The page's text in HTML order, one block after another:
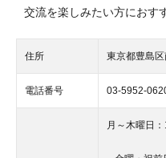
交流を楽しみたい方におす
住所 東京都豊島
電話番号 03-5952-
月～木曜日